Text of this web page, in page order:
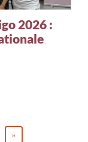
2026 :
»